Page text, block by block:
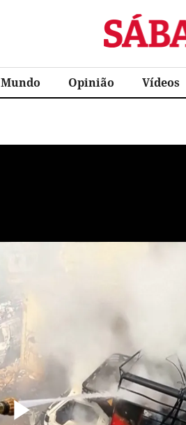
Sábado
Mundo Opinião Vídeos